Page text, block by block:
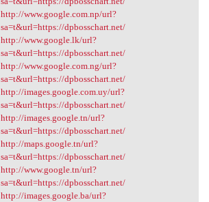
http://www.google.com.np/url?
sa=t&url=https://dpbosschart.net/
http://www.google.lk/url?
sa=t&url=https://dpbosschart.net/
http://www.google.com.ng/url?
sa=t&url=https://dpbosschart.net/
http://images.google.com.uy/url?
sa=t&url=https://dpbosschart.net/
http://images.google.tn/url?
sa=t&url=https://dpbosschart.net/
http://maps.google.tn/url?
sa=t&url=https://dpbosschart.net/
http://www.google.tn/url?
sa=t&url=https://dpbosschart.net/
http://images.google.ba/url?